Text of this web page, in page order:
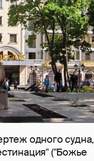
одного судна,
("Божье